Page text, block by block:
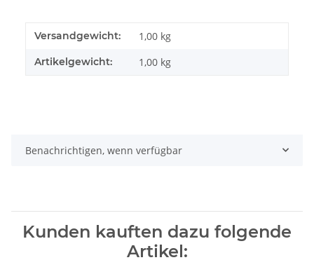
Versandgewicht: 1,00 kg
Artikelgewicht: 1,00 kg
Benachrichtigen, wenn verfügbar
Kunden kauften dazu folgende
Artikel: